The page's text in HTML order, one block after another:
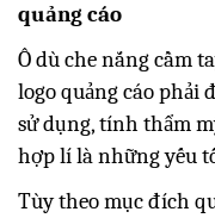
quảng cáo
Ô dù che nắng cầm
logo quảng cáo phải
sử dụng, tính thẩm
hợp lí là những yếu
Tùy theo mục đích